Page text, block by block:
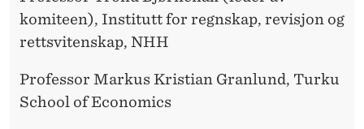
komiteen), Institutt for regnskap, revisjon og
rettsvitenskap, NHH
Professor Markus Kristian Granlund, Turku
School of Economics